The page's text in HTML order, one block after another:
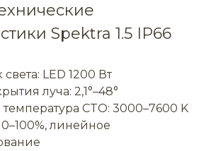
Spektra 1.5 IP66
LED 1200 Вт
луча: 2,1°–48°
температура CTO: 3000–7600 K
линейное